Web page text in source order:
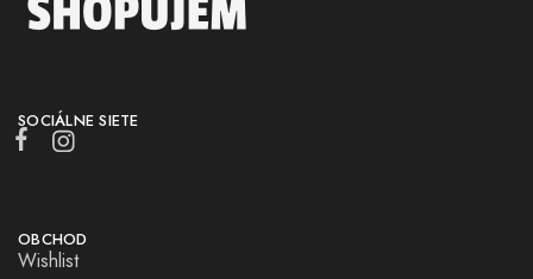
SOCIÁLNE SIETE
OBCHOD
Wishlist